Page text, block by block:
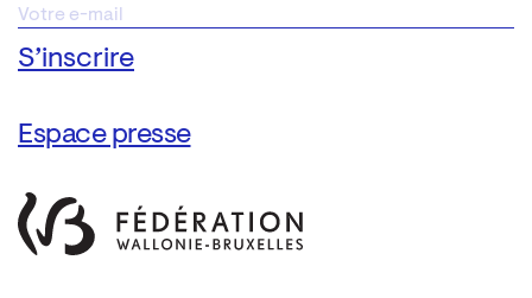
Espace presse